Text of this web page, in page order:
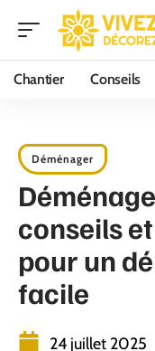
Chantier Conseils
Déménager
conseils
pour un
facile
24 juillet 2025